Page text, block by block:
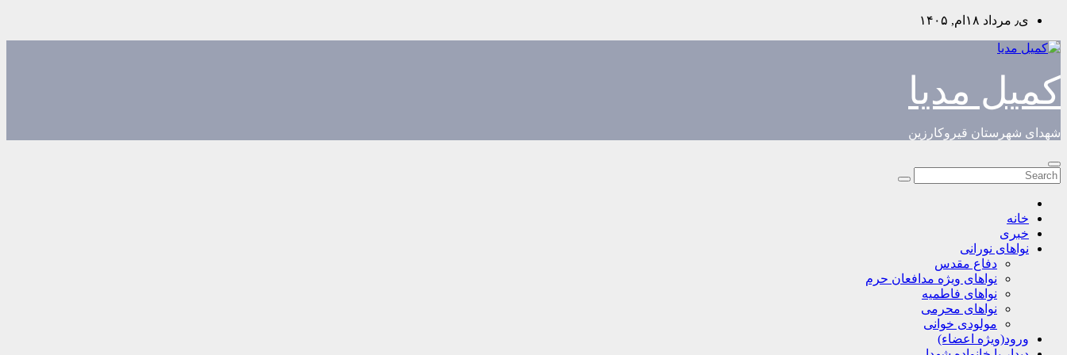
Skip
content
ی٫ مرداد ۱۸ام, ۱۴۰۵
کمیل مدیا
شهدای شهرستان قیروکارزین
خانه
خبری
نواهای نورانی
دفاع مقدس
نواهای ویژه مدافعان حرم
نواهای فاطمیه
نواهای محرمی
مولودی خوانی
ورود(ویژه اعضاء)